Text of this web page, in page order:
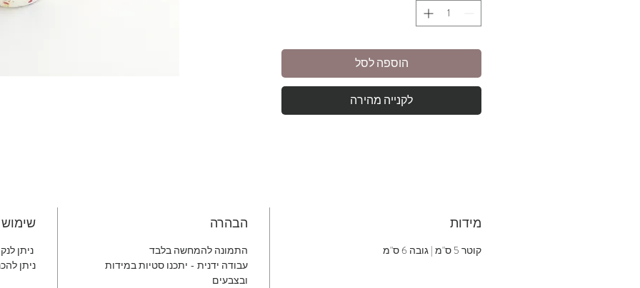
הוספה לסל
לקנייה מהירה
מידות
קוטר 5 ס"מ | גובה 6 ס"מ
הבהרה
התמונה להמחשה בלבד
עבודה ידנית - יתכנו סטיות במידות
ובצבעים
שימוש
ניתן
ניתן